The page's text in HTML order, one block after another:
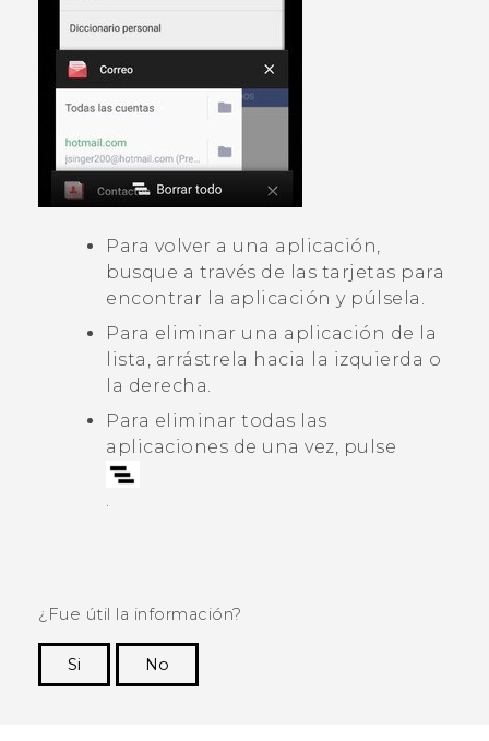
Para volver a una aplicación,
busque a través de las tarjetas para
encontrar la aplicación y púlsela.
Para eliminar una aplicación de la
lista, arrástrela hacia la izquierda o
la derecha.
Para eliminar todas las
aplicaciones de una vez, pulse
¿Fue útil la información?
Si
No